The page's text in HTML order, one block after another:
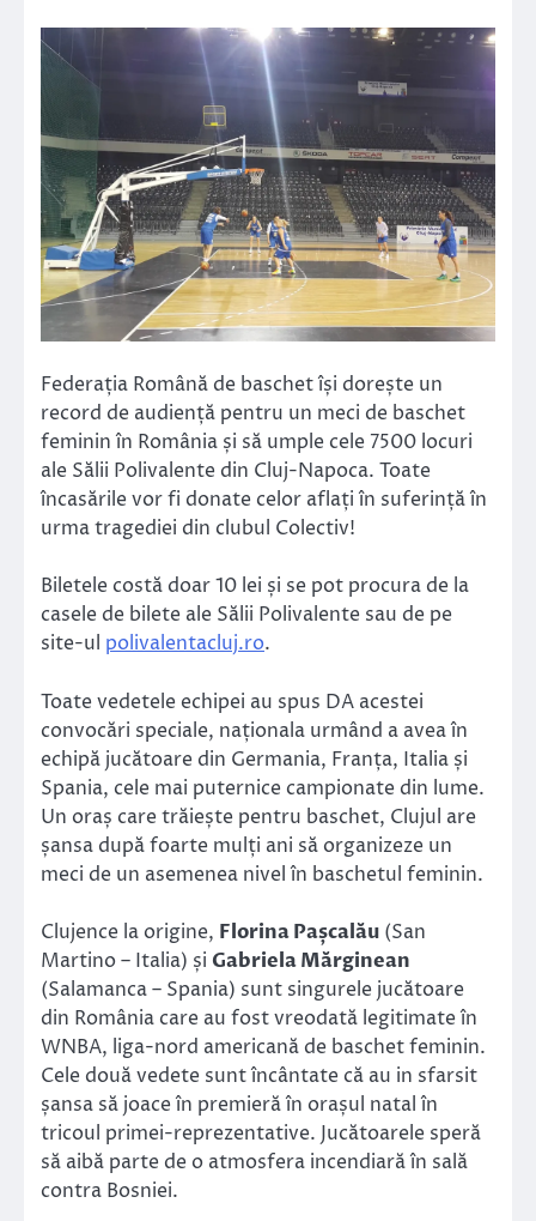
Federația Română de baschet își dorește un
record de audiență pentru un meci de baschet
feminin în România și să umple cele 7500 locuri
ale Sălii Polivalente din Cluj-Napoca. Toate
încasările vor fi donate celor aflați în suferință în
urma tragediei din clubul Colectiv!
Biletele costă doar 10 lei și se pot procura de la
casele de bilete ale Sălii Polivalente sau de pe
site-ul polivalentacluj.ro.
Toate vedetele echipei au spus DA acestei
convocări speciale, naționala urmând a avea în
echipă jucătoare din Germania, Franța, Italia și
Spania, cele mai puternice campionate din lume.
Un oraș care trăiește pentru baschet, Clujul are
șansa după foarte mulți ani să organizeze un
meci de un asemenea nivel în baschetul feminin.
Clujence la origine, Florina Pașcalău (San
Martino – Italia) și Gabriela Mărginean
(Salamanca – Spania) sunt singurele jucătoare
din România care au fost vreodată legitimate în
WNBA, liga-nord americană de baschet feminin.
Cele două vedete sunt încântate că au in sfarsit
șansa să joace în premieră în orașul natal în
tricoul primei-reprezentative. Jucătoarele speră
să aibă parte de o atmosfera incendiară în sală
contra Bosniei.